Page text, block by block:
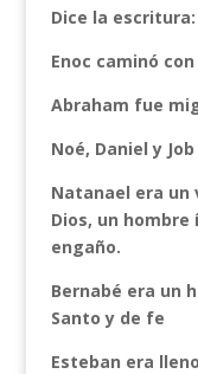
Dice la escritura:
Enoc caminó con
Abraham fue
Noé, Daniel y
Natanael era un
Dios, un
engaño.
Bernabé era un
Santo y de fe
Esteban era